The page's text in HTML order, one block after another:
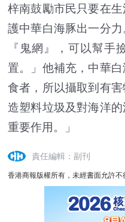
梓南鼓勵市民只要在
護中華白海豚出一分
『鬼網』，可以幫手
置。」他補充，中華
食者，所以攝取到有
造塑料垃圾及對海洋
重要作用。」
責任編輯：副刊
香港商報版權所有，未經書面允許不